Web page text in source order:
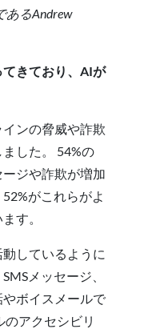
あるAndrew
きており、AIが
ンの脅威や詐欺
した。 54%の
ジや詐欺が増加
がこれらがよ
す。
しているように
メッセージ、
ボイスメールで
アクセシビリ